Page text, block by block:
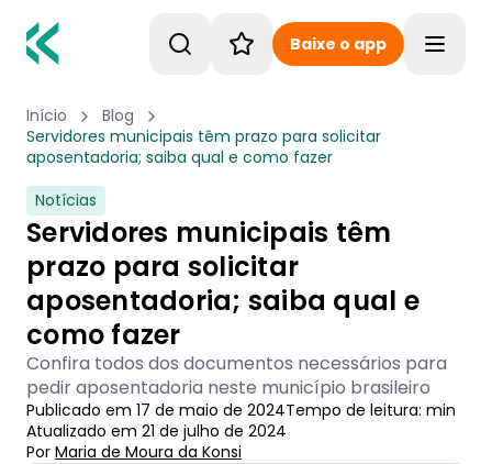
Baixe o app
Início
Blog
Servidores municipais têm prazo para solicitar
aposentadoria; saiba qual e como fazer
Notícias
Servidores municipais têm
prazo para solicitar
aposentadoria; saiba qual e
como fazer
Confira todos dos documentos necessários para
pedir aposentadoria neste município brasileiro
Publicado em 17 de maio de 2024Tempo de leitura: min
Atualizado em 21 de julho de 2024
Por Maria de Moura da Konsi